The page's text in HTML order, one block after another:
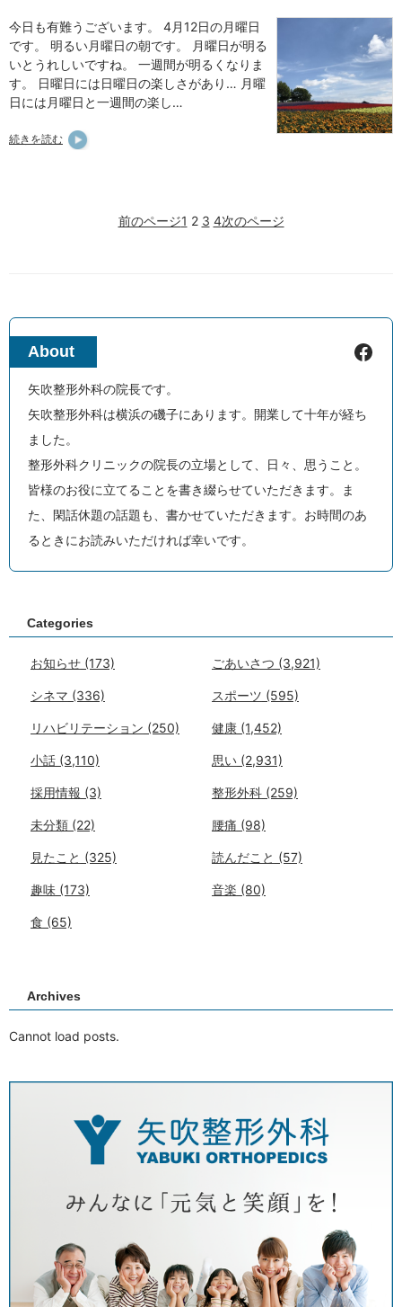
今日も有難うございます。 4月12日の月曜日
です。 明るい月曜日の朝です。 月曜日が明る
いとうれしいですね。 一週間が明るくなりま
す。 日曜日には日曜日の楽しさがあり… 月曜
日には月曜日と一週間の楽し…
続きを読む
前のページ1 2 3 4次のページ
About Facebook
矢吹整形外科の院長です。
矢吹整形外科は横浜の磯子にあります。開業して十年が経ち
ました。
整形外科クリニックの院長の立場として、日々、思うこと。
皆様のお役に立てることを書き綴らせていただきます。ま
た、閑話休題の話題も、書かせていただきます。お時間のあ
るときにお読みいただければ幸いです。
Categories
お知らせ (173) ごあいさつ (3,921)
シネマ (336) スポーツ (595)
リハビリテーション (250) 健康 (1,452)
小話 (3,110) 思い (2,931)
採用情報 (3) 整形外科 (259)
未分類 (22) 腰痛 (98)
見たこと (325) 読んだこと (57)
趣味 (173) 音楽 (80)
食 (65)
Archives
Cannot load posts.